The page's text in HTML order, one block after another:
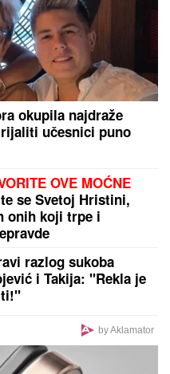
okupila najdraže
učesnici puno
OVE MOĆNE
se Svetoj Hristini,
onih koji trpe i
razlog sukoba
i Takija: "Rekla je
by Aklamator